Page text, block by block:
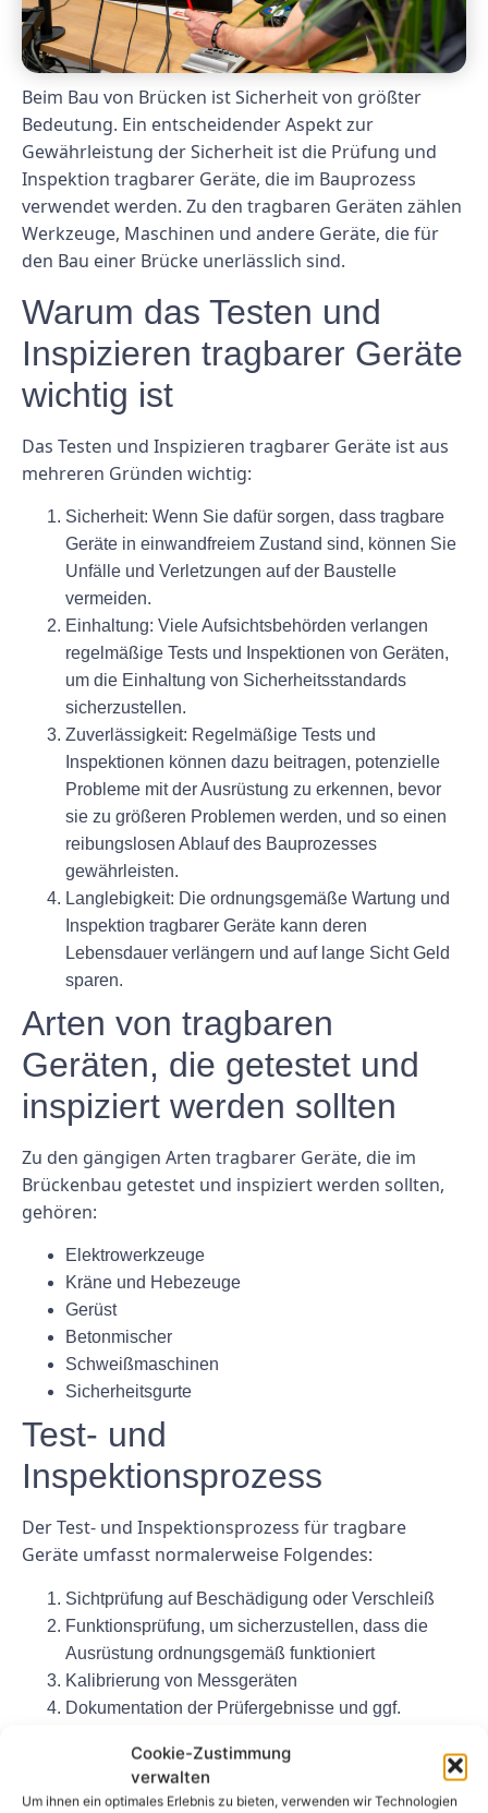
Cookie-Zustimmung
verwalten
Um ihnen ein optimales Erlebnis zu bieten, verwenden wir Technologien
Beim Bau von Brücken ist Sicherheit von größter
Bedeutung. Ein entscheidender Aspekt zur
Gewährleistung der Sicherheit ist die Prüfung und
Inspektion tragbarer Geräte, die im Bauprozess
verwendet werden. Zu den tragbaren Geräten zählen
Werkzeuge, Maschinen und andere Geräte, die für
den Bau einer Brücke unerlässlich sind.
Warum das Testen und
Inspizieren tragbarer Geräte
wichtig ist
Das Testen und Inspizieren tragbarer Geräte ist aus
mehreren Gründen wichtig:
Sicherheit: Wenn Sie dafür sorgen, dass tragbare
Geräte in einwandfreiem Zustand sind, können Sie
Unfälle und Verletzungen auf der Baustelle
vermeiden.
Einhaltung: Viele Aufsichtsbehörden verlangen
regelmäßige Tests und Inspektionen von Geräten,
um die Einhaltung von Sicherheitsstandards
sicherzustellen.
Zuverlässigkeit: Regelmäßige Tests und
Inspektionen können dazu beitragen, potenzielle
Probleme mit der Ausrüstung zu erkennen, bevor
sie zu größeren Problemen werden, und so einen
reibungslosen Ablauf des Bauprozesses
gewährleisten.
Langlebigkeit: Die ordnungsgemäße Wartung und
Inspektion tragbarer Geräte kann deren
Lebensdauer verlängern und auf lange Sicht Geld
sparen.
Arten von tragbaren
Geräten, die getestet und
inspiziert werden sollten
Zu den gängigen Arten tragbarer Geräte, die im
Brückenbau getestet und inspiziert werden sollten,
gehören:
Elektrowerkzeuge
Kräne und Hebezeuge
Gerüst
Betonmischer
Schweißmaschinen
Sicherheitsgurte
Test- und
Inspektionsprozess
Der Test- und Inspektionsprozess für tragbare
Geräte umfasst normalerweise Folgendes:
Sichtprüfung auf Beschädigung oder Verschleiß
Funktionsprüfung, um sicherzustellen, dass die
Ausrüstung ordnungsgemäß funktioniert
Kalibrierung von Messgeräten
Dokumentation der Prüfergebnisse und ggf.
Abschluss